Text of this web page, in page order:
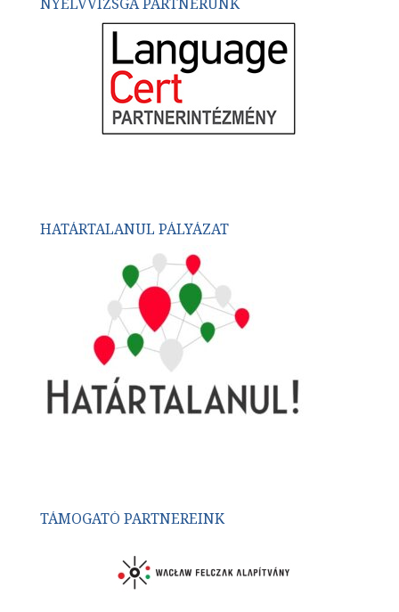
HATÁRTALANUL PÁLYÁZAT
TÁMOGATÓ PARTNEREINK